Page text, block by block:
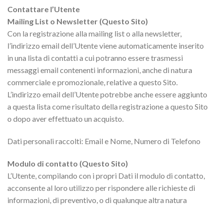
Contattare l’Utente
Mailing List o Newsletter (Questo Sito)
Con la registrazione alla mailing list o alla newsletter,
l’indirizzo email dell’Utente viene automaticamente inserito
in una lista di contatti a cui potranno essere trasmessi
messaggi email contenenti informazioni, anche di natura
commerciale e promozionale, relative a questo Sito.
L’indirizzo email dell’Utente potrebbe anche essere aggiunto
a questa lista come risultato della registrazione a questo Sito
o dopo aver effettuato un acquisto.
Dati personali raccolti: Email e Nome, Numero di Telefono
Modulo di contatto (Questo Sito)
L’Utente, compilando con i propri Dati il modulo di contatto,
acconsente al loro utilizzo per rispondere alle richieste di
informazioni, di preventivo, o di qualunque altra natura